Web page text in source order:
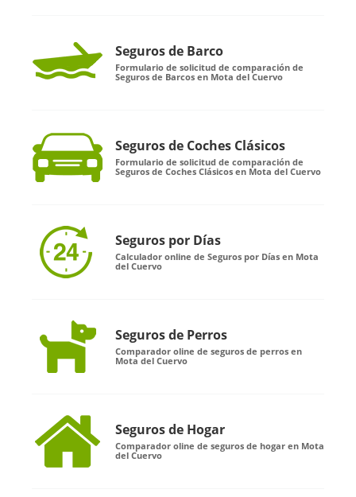
Seguros de Barco
Formulario de solicitud de comparación de
Seguros de Barcos en Mota del Cuervo
Seguros de Coches Clásicos
Formulario de solicitud de comparación de
Seguros de Coches Clásicos en Mota del Cuervo
Seguros por Días
Calculador online de Seguros por Días en Mota
del Cuervo
Seguros de Perros
Comparador oline de seguros de perros en
Mota del Cuervo
Seguros de Hogar
Comparador oline de seguros de hogar en Mota
del Cuervo